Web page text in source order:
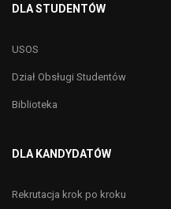
DLA STUDENTÓW
USOS
Dział Obsługi Studentów
Biblioteka
DLA KANDYDATÓW
Rekrutacja krok po kroku